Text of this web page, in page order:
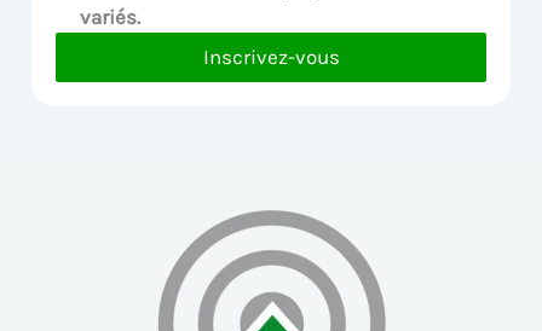
variés.
Inscrivez-vous